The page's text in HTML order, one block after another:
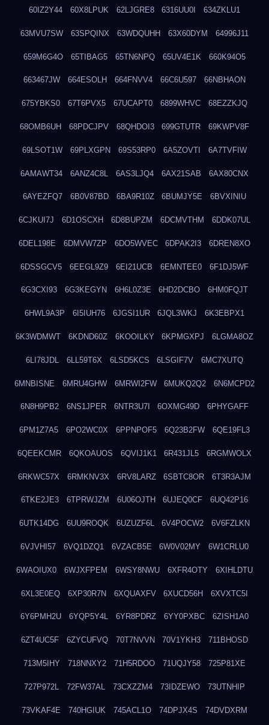
60IZ2Y44 60X8LPUK 62LJGRE8 6316UU0I 634ZKLU1
63MVU7SW 63SPQINX 63WDQUHH 63X60DYM 64996J11
659M6G4O 65TIBAG5 65TN6NPQ 65UV4E1K 660K94O5
663467JW 664ESOLH 664FNVV4 66C6U597 66NBHAON
675YBKS0 67T6PVX5 67UCAPT0 6899WHVC 68EZZKJQ
68OMB6UH 68PDCJPV 68QHDOI3 699GTUTR 69KWPV8F
69LSOT1W 69PLXGPN 69S53RP0 6A5ZOVTI 6A7TVFIW
6AMAWT34 6ANZ4C8L 6AS3LJQ4 6AX21SAB 6AX80CNX
6AYEZFQ7 6B0V87BD 6BA9R10Z 6BUMJY5E 6BVXINIU
6CJKUI7J 6D1OSCXH 6D8BUPZM 6DCMVTHM 6DDK07UL
6DEL198E 6DMVW7ZP 6DO5WVEC 6DPAK2I3 6DREN8XO
6DSSGCV5 6EEGL9Z9 6EI21UCB 6EMNTEE0 6F1DJ5WF
6G3CXI93 6G3KEGYN 6H6L0Z3E 6HD2DCBO 6HM0FQJT
6HWL9A3P 6I5IUH76 6JGSI1UR 6JQL3WKJ 6K3EBPX1
6K3WDMWT 6KDND60Z 6KOOILKY 6KPMGXPJ 6LGMA8OZ
6LI78JDL 6LL59T6X 6LSD5KCS 6LSGIF7V 6MC7XUTQ
6MNBISNE 6MRU4GHW 6MRWI2FW 6MUKQ2Q2 6N6MCPD2
6N8H9PB2 6NS1JPER 6NTR3U7I 6OXMG49D 6PHYGAFF
6PM1Z7A5 6PO2WC0X 6PPNPOF5 6Q23B2FW 6QE19FL3
6QEEKCMR 6QKOAUOS 6QVIJ1K1 6R431JL5 6RGMWOLX
6RKWC57X 6RMKNV3X 6RV8LARZ 6SBTC8OR 6T3R3AJM
6TKE2JE3 6TPRWJZM 6U06OJTH 6UJEQ0CF 6UQ42P16
6UTK14DG 6UU9ROQK 6UZUZF6L 6V4POCW2 6V6FZLKN
6VJVHI57 6VQ1DZQ1 6VZACB5E 6W0V02MY 6W1CRLU0
6WAOIUX0 6WJXFPEM 6WSY8NWU 6XFR4OTY 6XIHLDTU
6XL3E0EQ 6XP30R7N 6XQUAXFV 6XUCD56H 6XVXTC5I
6Y6PMH2U 6YQP5Y4L 6YR8PDRZ 6YY0PXBC 6ZISH1A0
6ZT4UC5F 6ZYCUFVQ 70T7NVVN 70V1YKH3 711BHOSD
713M5IHY 718NNXY2 71H5RDOO 71UQJY58 725P81XE
727P972L 72FW37AL 73CXZZM4 73IDZEWO 73UTNHIP
73VKAF4E 740HGIUK 745ACL1O 74DPJX4S 74DVDXRM